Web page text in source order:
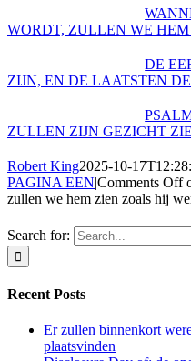
WORDT, ZULLEN WE
DE
ZIJN, EN DE LAATSTEN
ZULLEN ZIJN GEZICHT
Robert King2025-10-
PAGINA EEN|Comments Off
zullen we hem zien zoals hij
Search for:
Recent Posts
Er zullen binnenkort
plaatsvinden